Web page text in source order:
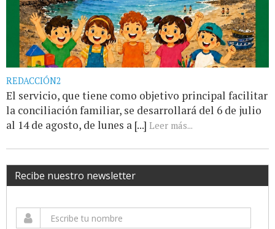
REDACCIÓN2
El servicio, que tiene como objetivo principal facilitar
la conciliación familiar, se desarrollará del 6 de julio
al 14 de agosto, de lunes a [...] Leer más...
Recibe nuestro newsletter